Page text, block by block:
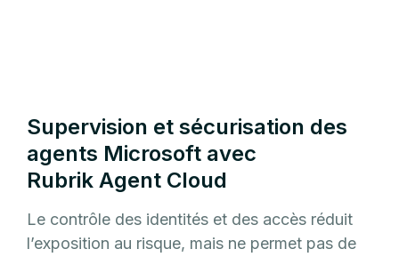
Supervision et sécurisation des
agents Microsoft avec
Rubrik Agent Cloud
Le contrôle des identités et des accès réduit
l’exposition au risque, mais ne permet pas de